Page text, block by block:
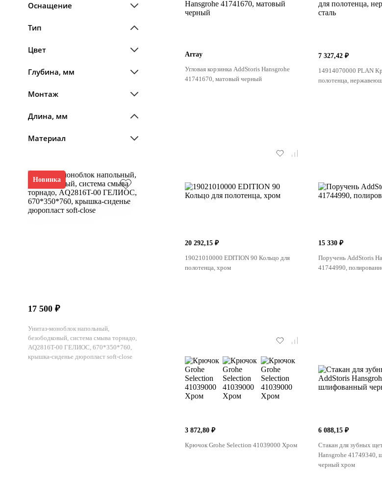
Оснащение
Тип
Цвет
Глубина, мм
Монтаж
Длина, мм
Материал
Новинка
17 500 ₽
Унитаз-моноблок напольный,
безободковый, система смыва торнадо,
AQ2816T-00 ГЕЛИОС, 670*350*760,
крышка-сиденье дюропласт soft-close
Array
Угловая корзинка AddStoris Hansgrohe
41741670, матовый черный
7 327,42 ₽
14914070000 PLAN
полотенца,
20 292,15 ₽
19021010000 EDITION 90 Кольцо для
полотенца, хром
15 330 ₽
Поручень AddStoris
41744990,
3 872,80 ₽
Крючок Grohe Selection 41039000 Хром
6 088,15 ₽
Стакан для зубных
Hansgrohe 41749340,
черный хром